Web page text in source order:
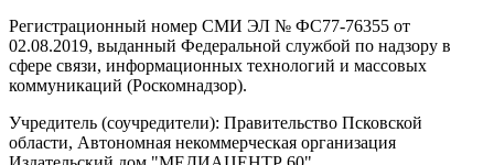
Регистрационный номер СМИ ЭЛ № ФС77-76355 от
02.08.2019, выданный Федеральной службой по надзору в
сфере связи, информационных технологий и массовых
коммуникаций (Роскомнадзор).
Учредитель (соучредители): Правительство Псковской
области, Автономная некоммерческая организация